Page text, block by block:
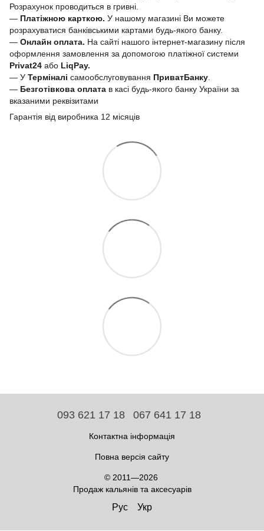
Розрахунок проводиться в гривні.
— Платіжною карткою. У нашому магазині Ви можете
розрахуватися банківськими картами будь-якого банку.
— Онлайн оплата. На сайті нашого інтернет-магазину після
оформлення замовлення за допомогою платіжної системи
Privat24 або LiqPay.
— У Терміналі самообслуговування ПриватБанку
— Безготівкова оплата в касі будь-якого банку України за
вказаними реквізитами
Гарантія від виробника 12 місяців
093 621 17 18 067 641 17 18
Контактна інформація
Повна версія сайту
© 2011—2026
Продаж кальянів та аксесуарів
Рус Укр